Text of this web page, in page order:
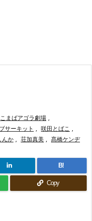
こまばアゴラ劇場 ,
サーキット , 咲田とばこ ,
んか , 荘加真美 , 髙橋ケンヂ
B!
Copy